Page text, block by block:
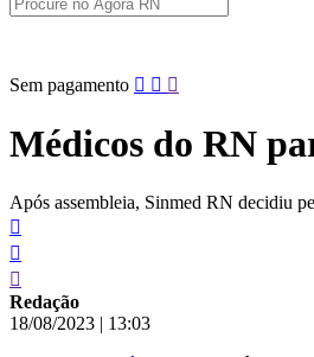
Pular
conteúdo
Sem pagamento
Médicos do RN
Após assembleia, Sinmed RN decidiu
Redação
18/08/2023 | 13:03